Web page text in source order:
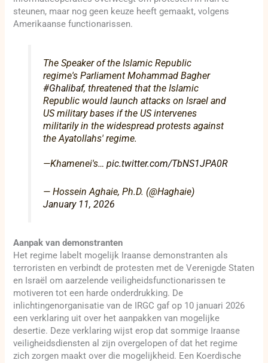
steunen, maar nog geen keuze heeft gemaakt, volgens
Amerikaanse functionarissen.
The Speaker of the Islamic Republic
regime's Parliament Mohammad Bagher
#Ghalibaf, threatened that the Islamic
Republic would launch attacks on Israel and
US military bases if the US intervenes
militarily in the widespread protests against
the Ayatollahs' regime.
—Khamenei's… pic.twitter.com/TbNS1JPA0R
— Hossein Aghaie, Ph.D. (@Haghaie)
January 11, 2026
Aanpak van demonstranten
Het regime labelt mogelijk Iraanse demonstranten als
terroristen en verbindt de protesten met de Verenigde Staten
en Israël om aarzelende veiligheidsfunctionarissen te
motiveren tot een harde onderdrukking. De
inlichtingenorganisatie van de IRGC gaf op 10 januari 2026
een verklaring uit over het aanpakken van mogelijke
desertie. Deze verklaring wijst erop dat sommige Iraanse
veiligheidsdiensten al zijn overgelopen of dat het regime
zich zorgen maakt over die mogelijkheid. Een Koerdische